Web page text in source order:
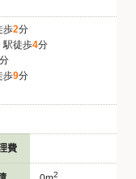
歩2分
駅徒歩4分
分
歩9分
費
2